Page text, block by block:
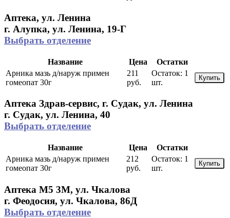
Аптека, ул. Ленина
г. Алупка, ул. Ленина, 19-Г
Выбрать отделение
Название Цена
Остатки
Арника мазь д/наруж примен
гомеопат 30г
211
руб.
Остаток: 1
шт.
Купить
Аптека Здрав-сервис, г. Судак, ул. Ленина
г. Судак, ул. Ленина, 40
Выбрать отделение
Название Цена
Остатки
Арника мазь д/наруж примен
гомеопат 30г
212
руб.
Остаток: 1
шт.
Купить
Аптека М5 3М, ул. Чкалова
г. Феодосия, ул. Чкалова, 86Д
Выбрать отделение